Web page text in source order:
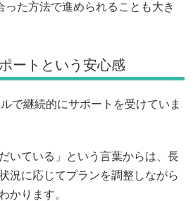
った方法で進められることも大き
ートという安心感
で継続的にサポートを受けていま
いている」という言葉からは、長
況に応じてプランを調整しながら
かります。